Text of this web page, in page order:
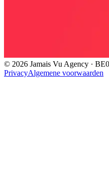
© 2026 Jamais Vu Agency ·
PrivacyAlgemene voorwaarden